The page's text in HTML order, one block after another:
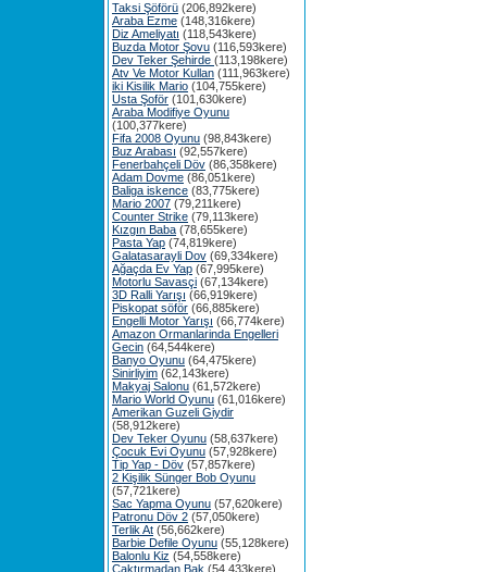
Taksi Şöförü (206,892kere)
Araba Ezme (148,316kere)
Diz Ameliyatı (118,543kere)
Buzda Motor Şovu (116,593kere)
Dev Teker Şehirde (113,198kere)
Atv Ve Motor Kullan (111,963kere)
iki Kisilik Mario (104,755kere)
Usta Şoför (101,630kere)
Araba Modifiye Oyunu
(100,377kere)
Fifa 2008 Oyunu (98,843kere)
Buz Arabası (92,557kere)
Fenerbahçeli Döv (86,358kere)
Adam Dovme (86,051kere)
Baliga iskence (83,775kere)
Mario 2007 (79,211kere)
Counter Strike (79,113kere)
Kızgın Baba (78,655kere)
Pasta Yap (74,819kere)
Galatasarayli Dov (69,334kere)
Ağaçda Ev Yap (67,995kere)
Motorlu Savasçi (67,134kere)
3D Ralli Yarışı (66,919kere)
Piskopat söför (66,885kere)
Engelli Motor Yarışı (66,774kere)
Amazon Ormanlarinda Engelleri
Gecin (64,544kere)
Banyo Oyunu (64,475kere)
Sinirliyim (62,143kere)
Makyaj Salonu (61,572kere)
Mario World Oyunu (61,016kere)
Amerikan Guzeli Giydir
(58,912kere)
Dev Teker Oyunu (58,637kere)
Çocuk Evi Oyunu (57,928kere)
Tip Yap - Döv (57,857kere)
2 Kişilik Sünger Bob Oyunu
(57,721kere)
Sac Yapma Oyunu (57,620kere)
Patronu Döv 2 (57,050kere)
Terlik At (56,662kere)
Barbie Defile Oyunu (55,128kere)
Balonlu Kiz (54,558kere)
Çaktırmadan Bak (54,433kere)